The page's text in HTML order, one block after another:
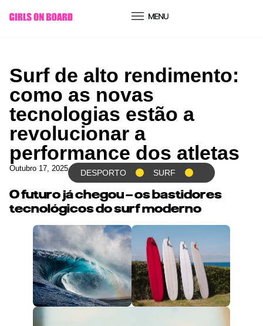
conteúdo
Surf de alto rendimento:
como as novas
tecnologias estão a
revolucionar a
performance dos atletas
Outubro 17, 2025 DESPORTO SURF
O futuro já chegou – os bastidores
tecnológicos do surf moderno